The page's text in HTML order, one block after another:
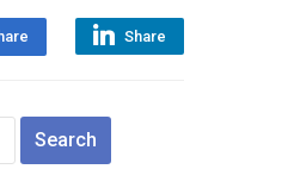
Share